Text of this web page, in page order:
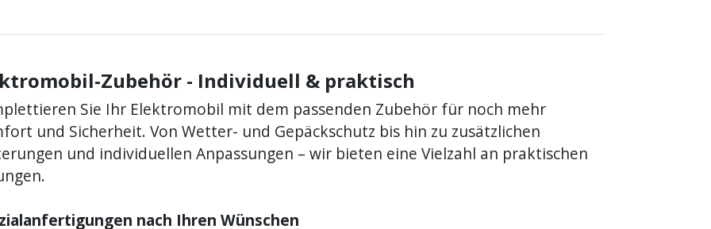
Zubehör - Individuell & praktisch
Sie Ihr Elektromobil mit dem passenden Zubehör für noch mehr
und Sicherheit. Von Wetter- und Gepäckschutz bis hin zu zusätzlichen
und individuellen Anpassungen – wir bieten eine Vielzahl an praktischen
nach Ihren Wünschen